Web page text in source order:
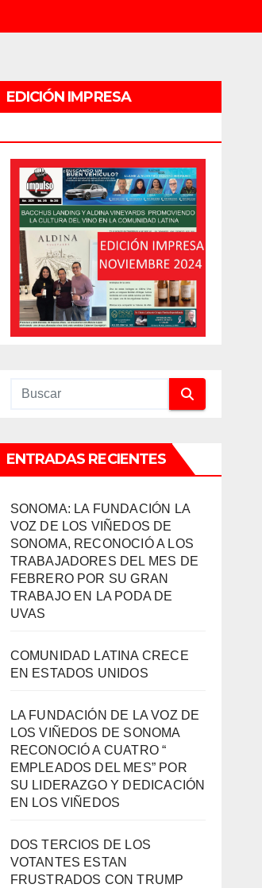
EDICIÓN IMPRESA
ENTRADAS RECIENTES
SONOMA: LA FUNDACIÓN LA
VOZ DE LOS VIÑEDOS DE
SONOMA, RECONOCIÓ A LOS
TRABAJADORES DEL MES DE
FEBRERO POR SU GRAN
TRABAJO EN LA PODA DE
UVAS
COMUNIDAD LATINA CRECE
EN ESTADOS UNIDOS
LA FUNDACIÓN DE LA VOZ DE
LOS VIÑEDOS DE SONOMA
RECONOCIÓ A CUATRO “
EMPLEADOS DEL MES” POR
SU LIDERAZGO Y DEDICACIÓN
EN LOS VIÑEDOS
DOS TERCIOS DE LOS
VOTANTES ESTAN
FRUSTRADOS CON TRUMP